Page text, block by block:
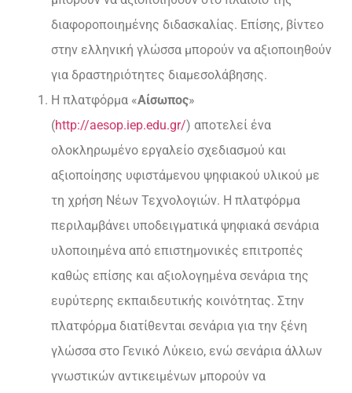
διαφοροποιημένης διδασκαλίας. Επίσης, βίντεο
στην ελληνική γλώσσα μπορούν να αξιοποιηθούν
για δραστηριότητες διαμεσολάβησης.
Η πλατφόρμα «Αίσωπος»
(http://aesop.iep.edu.gr/) αποτελεί ένα
ολοκληρωμένο εργαλείο σχεδιασμού και
αξιοποίησης υφιστάμενου ψηφιακού υλικού με
τη χρήση Νέων Τεχνολογιών. Η πλατφόρμα
περιλαμβάνει υποδειγματικά ψηφιακά σενάρια
υλοποιημένα από επιστημονικές επιτροπές
καθώς επίσης και αξιολογημένα σενάρια της
ευρύτερης εκπαιδευτικής κοινότητας. Στην
πλατφόρμα διατίθενται σενάρια για την ξένη
γλώσσα στο Γενικό Λύκειο, ενώ σενάρια άλλων
γνωστικών αντικειμένων μπορούν να